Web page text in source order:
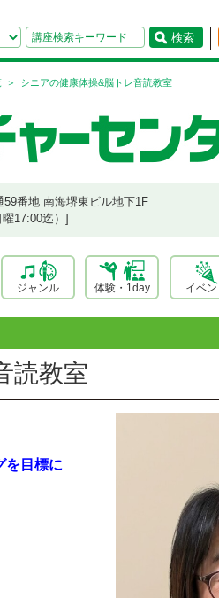
検索
シニアの健康体操&脳トレ音読教室
番地 南海堺東ビル地下1F
17:00迄）]
ジャンル 体験・1day イベン
読教室
を目標に